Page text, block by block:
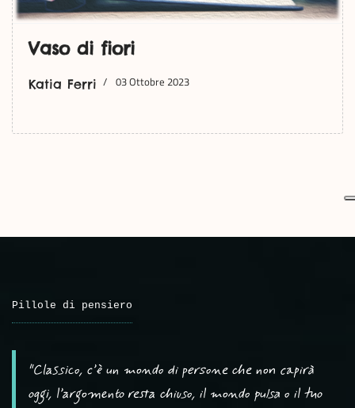
Vaso di fiori
Katia Ferri 03 Ottobre 2023
Pillole di pensiero
"Classico, c’è un mondo di persone che non capirà
oggi, l’argomento resta chiuso, il mondo pulsa o il tuo